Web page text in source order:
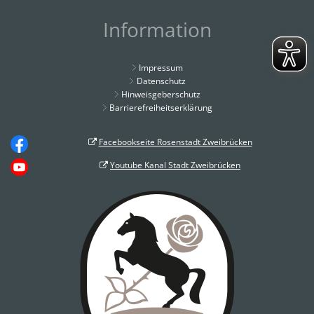
Information
Impressum
Datenschutz
Hinweisgeberschutz
Barrierefreiheitserklärung
Facebookseite Rosenstadt Zweibrücken
Youtube Kanal Stadt Zweibrücken